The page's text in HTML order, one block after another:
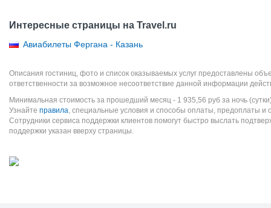
Интересные страницы на Travel.ru
Авиабилеты Фергана - Казань
Описания гостиниц, фото и список оказываемых услуг предоставлены
ответственности за возможное несоответствие данной информации
Минимальная стоимость за прошедший месяц - 1 935,56 руб за ночь
Узнайте правила, специальные условия и способы оплаты, предоплаты и
Сотрудники сервиса поддержки клиентов помогут быстро выслать
поддержки указан вверху страницы.